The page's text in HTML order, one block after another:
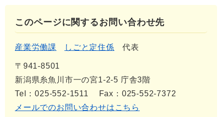
このページに関するお問い合わせ先
産業労働課 しごと定住係 代表
〒941-8501
新潟県糸魚川市一の宮1-2-5 庁舎3階
Tel：025-552-1511
Fax：025-552-7372
メールでのお問い合わせはこちら